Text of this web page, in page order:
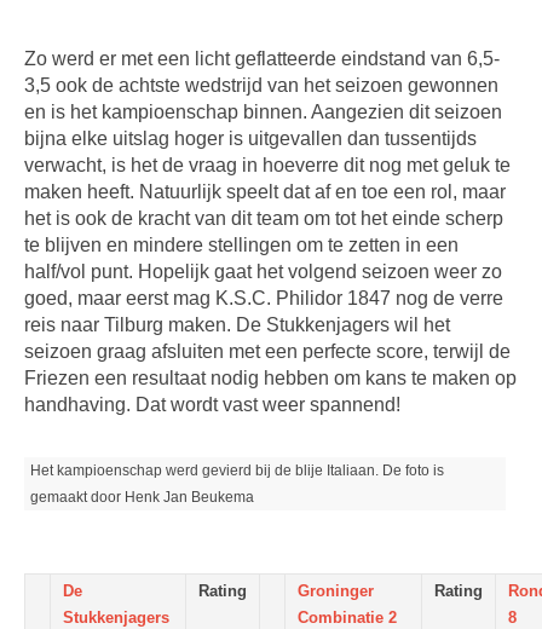
Zo werd er met een licht geflatteerde eindstand van 6,5-
3,5 ook de achtste wedstrijd van het seizoen gewonnen
en is het kampioenschap binnen. Aangezien dit seizoen
bijna elke uitslag hoger is uitgevallen dan tussentijds
verwacht, is het de vraag in hoeverre dit nog met geluk te
maken heeft. Natuurlijk speelt dat af en toe een rol, maar
het is ook de kracht van dit team om tot het einde scherp
te blijven en mindere stellingen om te zetten in een
half/vol punt. Hopelijk gaat het volgend seizoen weer zo
goed, maar eerst mag K.S.C. Philidor 1847 nog de verre
reis naar Tilburg maken. De Stukkenjagers wil het
seizoen graag afsluiten met een perfecte score, terwijl de
Friezen een resultaat nodig hebben om kans te maken op
handhaving. Dat wordt vast weer spannend!
Het kampioenschap werd gevierd bij de blije Italiaan. De foto is
gemaakt door Henk Jan Beukema
De
Stukkenjagers
Rating
Groninger
Combinatie 2
Rating
8